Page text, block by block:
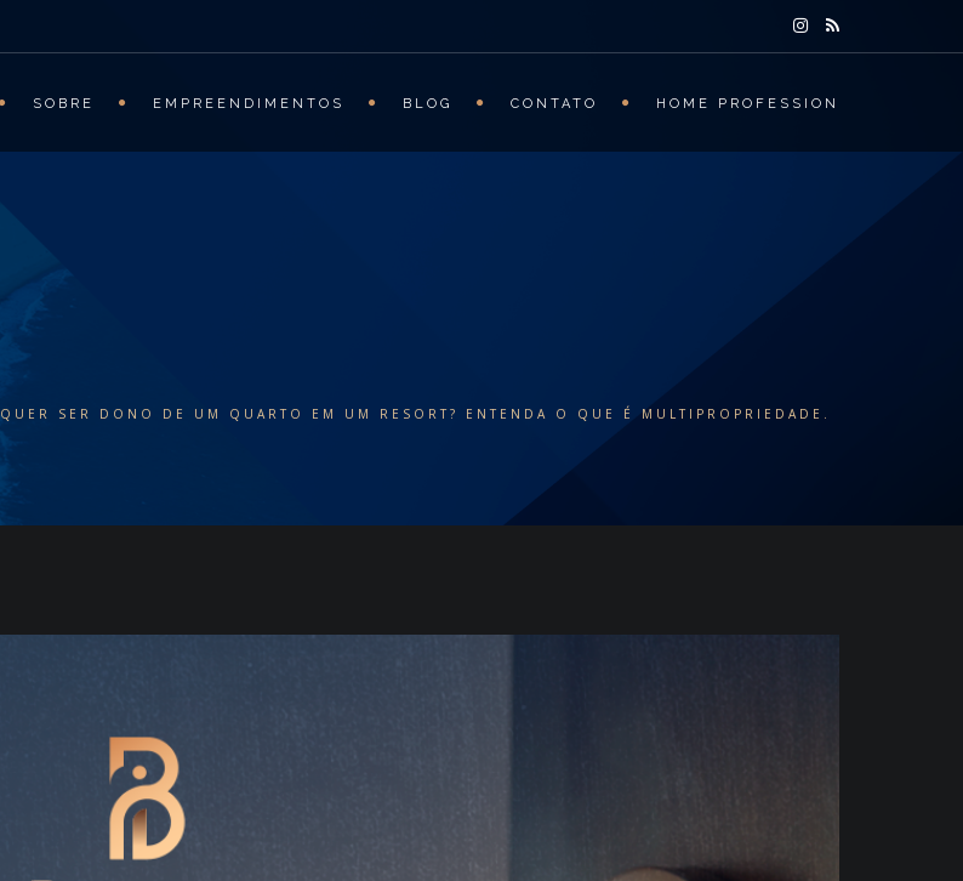
SOBRE EMPREENDIMENTOS BLOG CONTATO HOME PROFESSION
QUER SER DONO DE UM QUARTO EM UM RESORT? ENTENDA O QUE É MULTIPROPRIEDADE.